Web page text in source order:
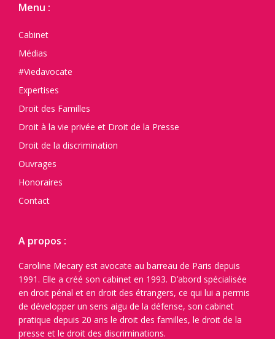
Menu :
Cabinet
Médias
#Viedavocate
Expertises
Droit des Familles
Droit à la vie privée et Droit de la Presse
Droit de la discrimination
Ouvrages
Honoraires
Contact
A propos :
Caroline Mecary est avocate au barreau de Paris depuis
1991. Elle a créé son cabinet en 1993. D’abord spécialisée
en droit pénal et en droit des étrangers, ce qui lui a permis
de développer un sens aigu de la défense, son cabinet
pratique depuis 20 ans le droit des familles, le droit de la
presse et le droit des discriminations.